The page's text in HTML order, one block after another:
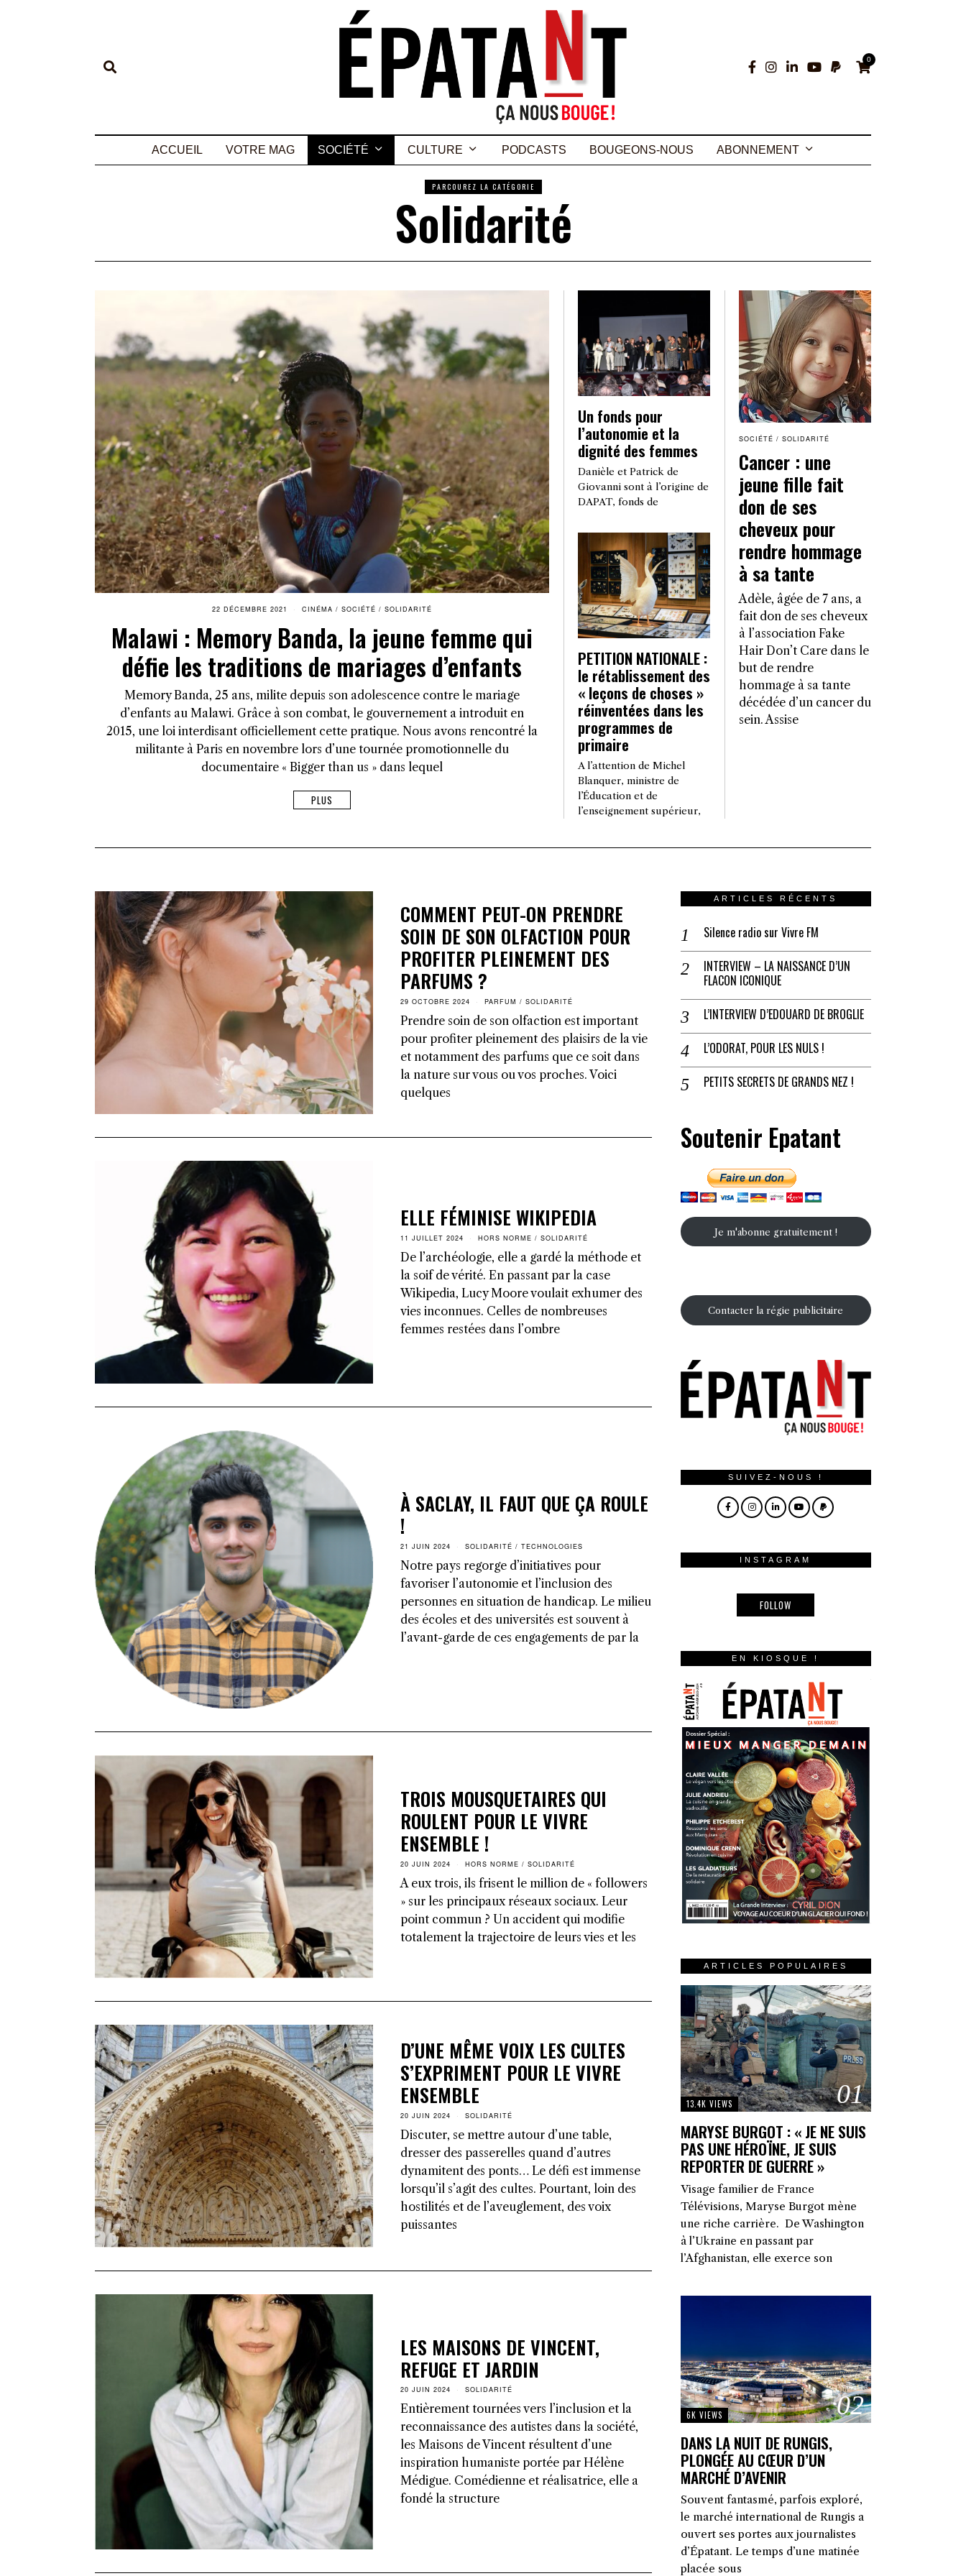
0
ACCUEIL VOTRE MAG SOCIÉTÉ CULTURE PODCASTS BOUGEONS-NOUS ABONNEMENT
PARCOUREZ LA CATÉGORIE
Solidarité
22 DÉCEMBRE 2021 CINÉMA / SOCIÉTÉ / SOLIDARITÉ
Malawi : Memory Banda, la jeune femme qui
défie les traditions de mariages d’enfants
Memory Banda, 25 ans, milite depuis son adolescence contre le mariage
d’enfants au Malawi. Grâce à son combat, le gouvernement a introduit en
2015, une loi interdisant officiellement cette pratique. Nous avons rencontré la
militante à Paris en novembre lors d’une tournée promotionnelle du
documentaire « Bigger than us » dans lequel
PLUS
SOCIÉTÉ / SOLIDARITÉ
Cancer : une
jeune fille fait
don de ses
cheveux pour
rendre hommage
à sa tante
Adèle, âgée de 7 ans, a
fait don de ses cheveux
à l’association Fake
Hair Don’t Care dans le
but de rendre
hommage à sa tante
décédée d’un cancer du
sein. Assise
Un fonds pour
l’autonomie et la
dignité des femmes
Danièle et Patrick de
Giovanni sont à l’origine de
DAPAT, fonds de
PETITION NATIONALE :
le rétablissement des
« leçons de choses »
réinventées dans les
programmes de
primaire
A l’attention de Michel
Blanquer, ministre de
l’Éducation et de
l’enseignement supérieur,
COMMENT PEUT-ON PRENDRE
SOIN DE SON OLFACTION POUR
PROFITER PLEINEMENT DES
PARFUMS ?
29 OCTOBRE 2024 PARFUM / SOLIDARITÉ
Prendre soin de son olfaction est important
pour profiter pleinement des plaisirs de la vie
et notamment des parfums que ce soit dans
la nature sur vous ou vos proches. Voici
quelques
ELLE FÉMINISE WIKIPEDIA
11 JUILLET 2024 HORS NORME / SOLIDARITÉ
De l’archéologie, elle a gardé la méthode et
la soif de vérité. En passant par la case
Wikipedia, Lucy Moore voulait exhumer des
vies inconnues. Celles de nombreuses
femmes restées dans l’ombre
À SACLAY, IL FAUT QUE ÇA ROULE
!
21 JUIN 2024 SOLIDARITÉ / TECHNOLOGIES
Notre pays regorge d’initiatives pour
favoriser l’autonomie et l’inclusion des
personnes en situation de handicap. Le milieu
des écoles et des universités est souvent à
l’avant-garde de ces engagements de par la
TROIS MOUSQUETAIRES QUI
ROULENT POUR LE VIVRE
ENSEMBLE !
20 JUIN 2024 HORS NORME / SOLIDARITÉ
A eux trois, ils frisent le million de « followers
» sur les principaux réseaux sociaux. Leur
point commun ? Un accident qui modifie
totalement la trajectoire de leurs vies et les
D’UNE MÊME VOIX LES CULTES
S’EXPRIMENT POUR LE VIVRE
ENSEMBLE
20 JUIN 2024 SOLIDARITÉ
Discuter, se mettre autour d’une table,
dresser des passerelles quand d’autres
dynamitent des ponts… Le défi est immense
lorsqu’il s’agit des cultes. Pourtant, loin des
hostilités et de l’aveuglement, des voix
puissantes
LES MAISONS DE VINCENT,
REFUGE ET JARDIN
20 JUIN 2024 SOLIDARITÉ
Entièrement tournées vers l’inclusion et la
reconnaissance des autistes dans la société,
les Maisons de Vincent résultent d’une
inspiration humaniste portée par Hélène
Médigue. Comédienne et réalisatrice, elle a
fondé la structure
ARTICLES RÉCENTS
Silence radio sur Vivre FM
INTERVIEW – LA NAISSANCE D’UN
FLACON ICONIQUE
L’INTERVIEW D’EDOUARD DE BROGLIE
L’ODORAT, POUR LES NULS !
PETITS SECRETS DE GRANDS NEZ !
Soutenir Epatant
Je m'abonne gratuitement !
Contacter la régie publicitaire
SUIVEZ-NOUS !
INSTAGRAM
FOLLOW
EN KIOSQUE !
ARTICLES POPULAIRES
01
13.4K VIEWS
MARYSE BURGOT : « JE NE SUIS
PAS UNE HÉROÏNE, JE SUIS
REPORTER DE GUERRE »
Visage familier de France
Télévisions, Maryse Burgot mène
une riche carrière. De Washington
à l’Ukraine en passant par
l’Afghanistan, elle exerce son
02
6K VIEWS
DANS LA NUIT DE RUNGIS,
PLONGÉE AU CŒUR D’UN
MARCHÉ D’AVENIR
Souvent fantasmé, parfois exploré,
le marché international de Rungis a
ouvert ses portes aux journalistes
d’Épatant. Le temps d’une matinée
placée sous